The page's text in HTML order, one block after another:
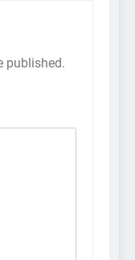
published.